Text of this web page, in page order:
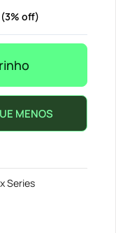
off)
MENOS
Series